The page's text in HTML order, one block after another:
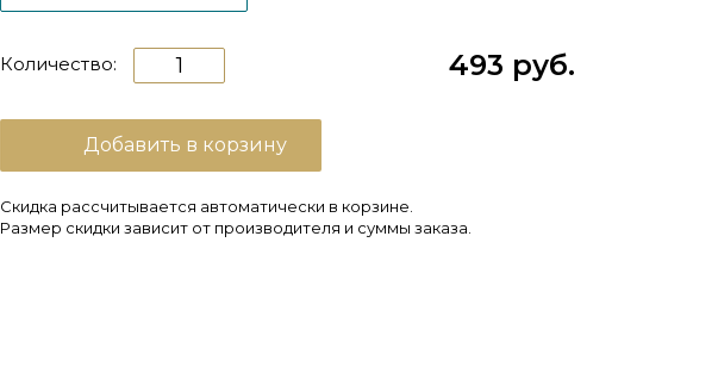
493 руб.
Количество:
Добавить в корзину
Скидка рассчитывается автоматически в корзине.
Размер скидки зависит от производителя и суммы заказа.